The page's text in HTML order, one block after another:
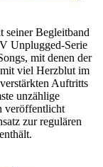
Begleitband
Unplugged-Serie
mit denen der
viel Herzblut im
Auftritts
unzählige
veröffentlicht
zur regulären